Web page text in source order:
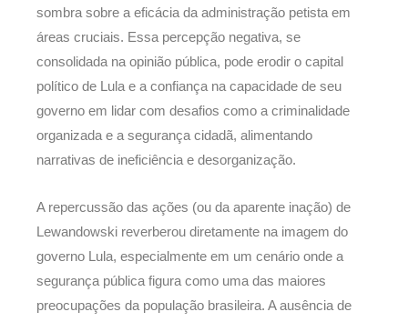
sombra sobre a eficácia da administração petista em
áreas cruciais. Essa percepção negativa, se
consolidada na opinião pública, pode erodir o capital
político de Lula e a confiança na capacidade de seu
governo em lidar com desafios como a criminalidade
organizada e a segurança cidadã, alimentando
narrativas de ineficiência e desorganização.
A repercussão das ações (ou da aparente inação) de
Lewandowski reverberou diretamente na imagem do
governo Lula, especialmente em um cenário onde a
segurança pública figura como uma das maiores
preocupações da população brasileira. A ausência de